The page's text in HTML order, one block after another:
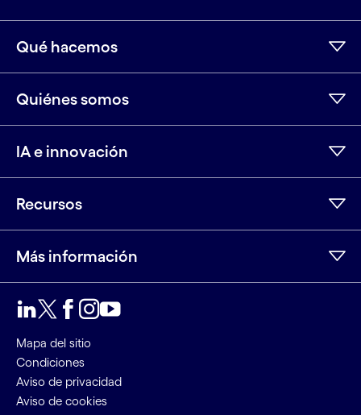
Qué hacemos
Quiénes somos
IA e innovación
Recursos
Más información
Mapa del sitio
Condiciones
Aviso de privacidad
Aviso de cookies